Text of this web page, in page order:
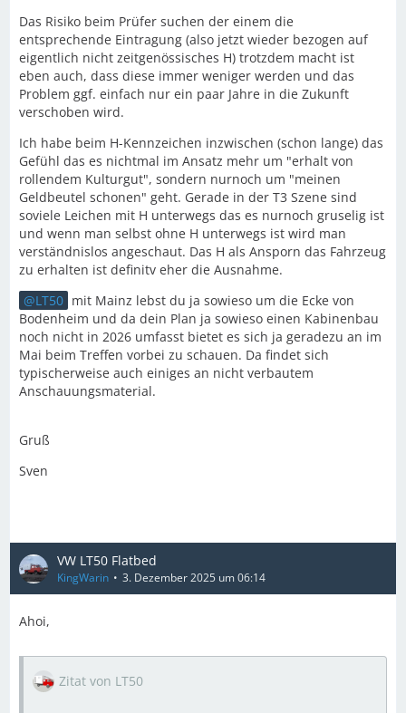
Das Risiko beim Prüfer suchen der einem die
entsprechende Eintragung (also jetzt wieder bezogen auf
eigentlich nicht zeitgenössisches H) trotzdem macht ist
eben auch, dass diese immer weniger werden und das
Problem ggf. einfach nur ein paar Jahre in die Zukunft
verschoben wird.
Ich habe beim H-Kennzeichen inzwischen (schon lange) das
Gefühl das es nichtmal im Ansatz mehr um "erhalt von
rollendem Kulturgut", sondern nurnoch um "meinen
Geldbeutel schonen" geht. Gerade in der T3 Szene sind
soviele Leichen mit H unterwegs das es nurnoch gruselig ist
und wenn man selbst ohne H unterwegs ist wird man
verständnislos angeschaut. Das H als Ansporn das Fahrzeug
zu erhalten ist definitv eher die Ausnahme.
LT50 mit Mainz lebst du ja sowieso um die Ecke von
Bodenheim und da dein Plan ja sowieso einen Kabinenbau
noch nicht in 2026 umfasst bietet es sich ja geradezu an im
Mai beim Treffen vorbei zu schauen. Da findet sich
typischerweise auch einiges an nicht verbautem
Anschauungsmaterial.
Gruß
Sven
VW LT50 Flatbed
KingWarin 3. Dezember 2025 um 06:14
Ahoi,
Zitat von LT50